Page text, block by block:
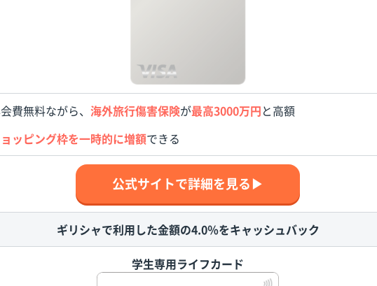
費無料ながら、 海外旅行傷害保険が最高3000万円と高額
ッピング枠を一時的に増額できる
公式サイトで詳細を見る▶
ギリシャで利用した金額の4.0％をキャッシュバック
学生専用ライフカード